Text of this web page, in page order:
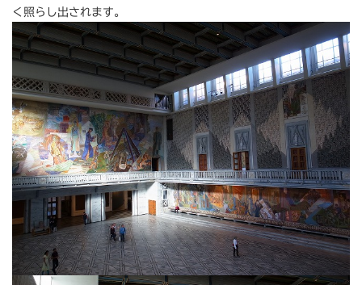
く照らし出されます。